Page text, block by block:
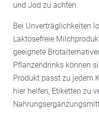
und Jod zu achten.
Bei Unverträglichkeiten
Laktosefreie
geeignete
Pflanzendrinks können
Produkt passt zu jedem
hier helfen, Etiketten zu